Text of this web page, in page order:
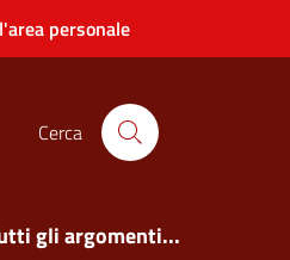
personale
Cerca
gli argomenti...